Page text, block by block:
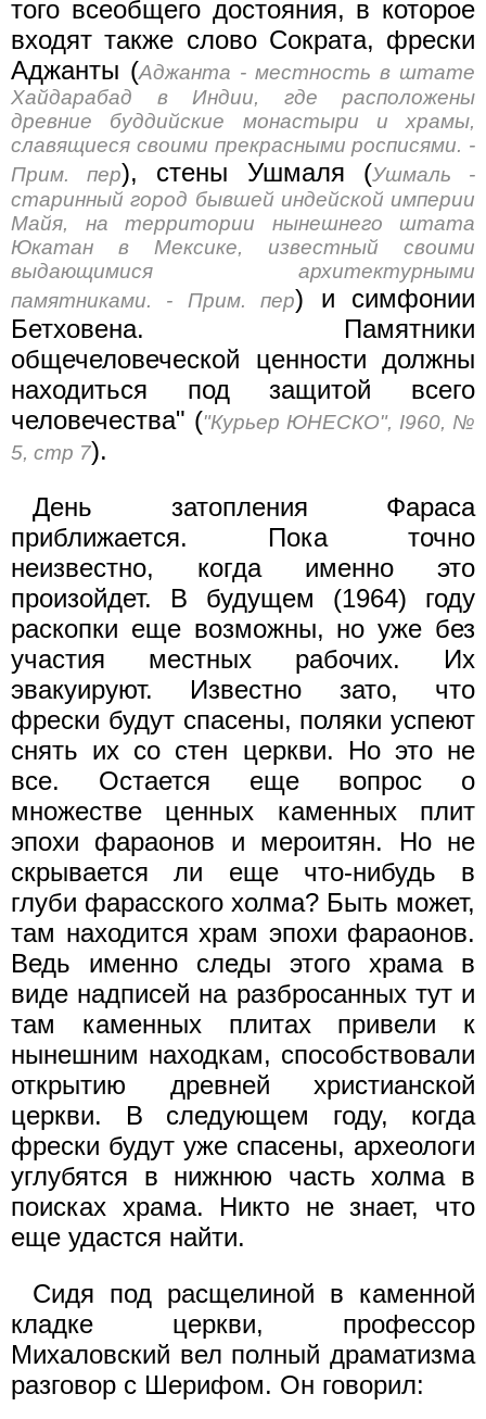
того всеобщего достояния, в которое
входят также слово Сократа, фрески
Аджанты (Аджанта - местность в штате
Хайдарабад в Индии, где расположены
древние буддийские монастыри и храмы,
славящиеся своими прекрасными росписями. -
Прим. пер), стены Ушмаля (Ушмаль -
старинный город бывшей индейской империи
Майя, на территории нынешнего штата
Юкатан в Мексике, известный своими
выдающимися архитектурными
памятниками. - Прим. пер) и симфонии
Бетховена. Памятники
общечеловеческой ценности должны
находиться под защитой всего
человечества" ("Курьер ЮНЕСКО", I960, №
5, стр 7).
День затопления Фараса
приближается. Пока точно
неизвестно, когда именно это
произойдет. В будущем (1964) году
раскопки еще возможны, но уже без
участия местных рабочих. Их
эвакуируют. Известно зато, что
фрески будут спасены, поляки успеют
снять их со стен церкви. Но это не
все. Остается еще вопрос о
множестве ценных каменных плит
эпохи фараонов и мероитян. Но не
скрывается ли еще что-нибудь в
глуби фарасского холма? Быть может,
там находится храм эпохи фараонов.
Ведь именно следы этого храма в
виде надписей на разбросанных тут и
там каменных плитах привели к
нынешним находкам, способствовали
открытию древней христианской
церкви. В следующем году, когда
фрески будут уже спасены, археологи
углубятся в нижнюю часть холма в
поисках храма. Никто не знает, что
еще удастся найти.
Сидя под расщелиной в каменной
кладке церкви, профессор
Михаловский вел полный драматизма
разговор с Шерифом. Он говорил: